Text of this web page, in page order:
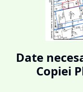
Date
Copiei